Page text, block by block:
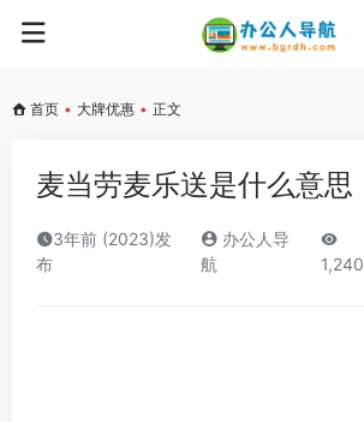
首页 • 大牌优惠 • 正文
麦当劳麦乐送是什么意思
3年前 (2023)发
布
办公人导
航
1,240